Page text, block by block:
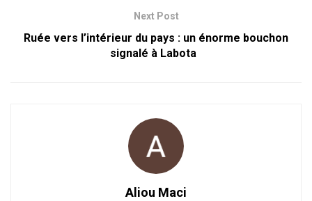
Next Post
Ruée vers l’intérieur du pays : un énorme bouchon
signalé à Labota
Aliou Maci